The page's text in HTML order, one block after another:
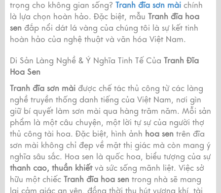
trọng cho không gian sống? Tranh đĩa sơn mài chính
là lựa chọn hoàn hảo. Đặc biệt, mẫu Tranh đĩa hoa
sen đắp nổi dát lá vàng của chúng tôi là sự kết tinh
hoàn hảo của nghệ thuật và văn hóa Việt Nam.
Di Sản Làng Nghề & Ý Nghĩa Tinh Tế Của Tranh Đĩa
Hoa Sen
Tranh đĩa sơn mài được chế tác thủ công từ các làng
nghề truyền thống danh tiếng của Việt Nam, nơi gìn
giữ bí quyết làm sơn mài qua hàng trăm năm. Mỗi sản
phẩm là một câu chuyện, một lời tự sự của người thợ
thủ công tài hoa. Đặc biệt, hình ảnh hoa sen trên đĩa
sơn mài không chỉ đẹp về mặt thị giác mà còn mang ý
nghĩa sâu sắc. Hoa sen là quốc hoa, biểu tượng của sự
thanh cao, thuần khiếtvà sức sống mãnh liệt. Việc sở
hữu một chiếc Tranh đĩa hoa sen trong nhà sẽ mang